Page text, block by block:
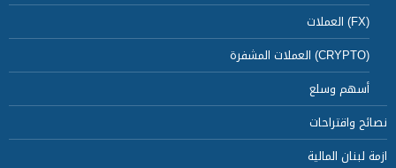
(FX) العملات
(CRYPTO) العملات المشفرة
أسهم وسلع
نصائح واقتراحات
ازمة لبنان المالية